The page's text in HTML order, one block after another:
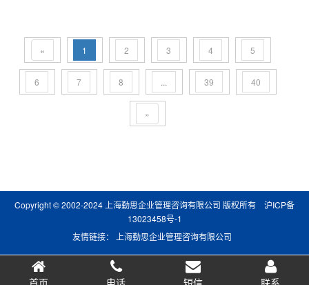
« 1 2 3 4 5
6 7 8 ... 39 40
»
Copyright © 2002-2024 上海勤思企业管理咨询有限公司 版权所有 沪ICP备
13023458号-1
友情链接：
上海勤思企业管理咨询有限公司
首页 电话 短信 联系